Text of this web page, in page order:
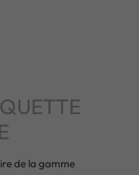
de la gamme